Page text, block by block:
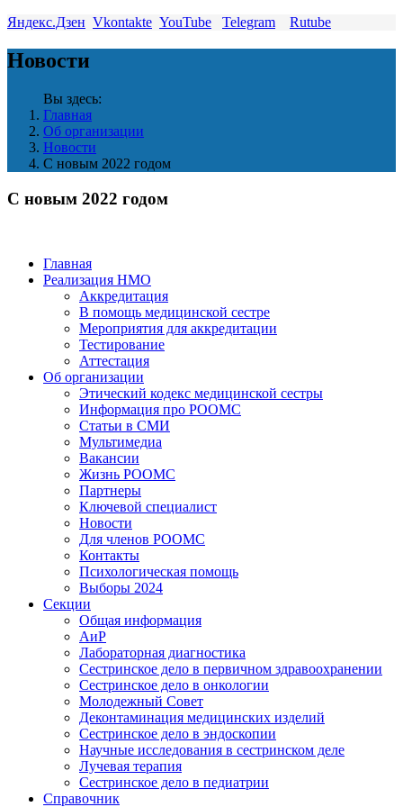
Яндекс.Дзен Vkontakte YouTube Telegram Rutube
Новости
Вы здесь:
Главная
Об организации
Новости
С новым 2022 годом
С новым 2022 годом
Главная
Реализация НМО
Аккредитация
В помощь медицинской сестре
Мероприятия для аккредитации
Тестирование
Аттестация
Об организации
Этический кодекс медицинской сестры
Информация про РООМС
Статьи в СМИ
Мультимедиа
Вакансии
Жизнь РООМС
Партнеры
Ключевой специалист
Новости
Для членов РООМС
Контакты
Психологическая помощь
Выборы 2024
Секции
Общая информация
АиР
Лабораторная диагностика
Сестринское дело в первичном здравоохранении
Сестринское дело в онкологии
Молодежный Совет
Деконтаминация медицинских изделий
Сестринское дело в эндоскопии
Научные исследования в сестринском деле
Лучевая терапия
Сестринское дело в педиатрии
Справочник